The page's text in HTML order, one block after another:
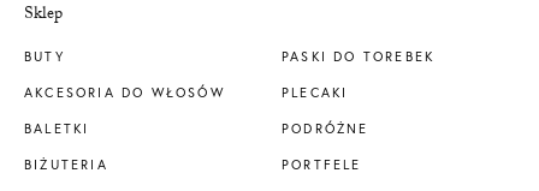
Sklep
BUTY
AKCESORIA DO WŁOSÓW
BALETKI
BIŻUTERIA
PASKI DO TOREBEK
PLECAKI
PODRÓŻNE
PORTFELE